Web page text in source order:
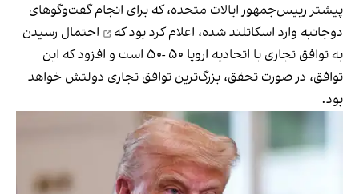
پیشتر رییس‌جمهور ایالات متحده، که برای انجام گفت‌وگوهای
دوجانبه وارد اسکاتلند شده، اعلام کرد بود که
احتمال رسیدن
به توافق تجاری با اتحادیه اروپا ۵۰ -۵۰ است و افزود که این
توافق، در صورت تحقق، بزرگ‌ترین توافق تجاری دولتش خواهد
بود.